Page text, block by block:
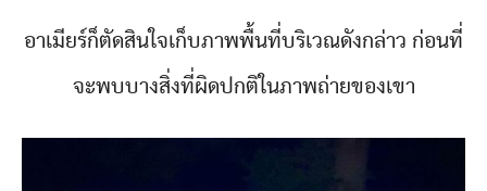
อาเมียร์ก็ตัดสินใจเก็บภาพพื้นที่บริเวณดังกล่าว ก่อนที่
จะพบบางสิ่งที่ผิดปกติในภาพถ่ายของเขา